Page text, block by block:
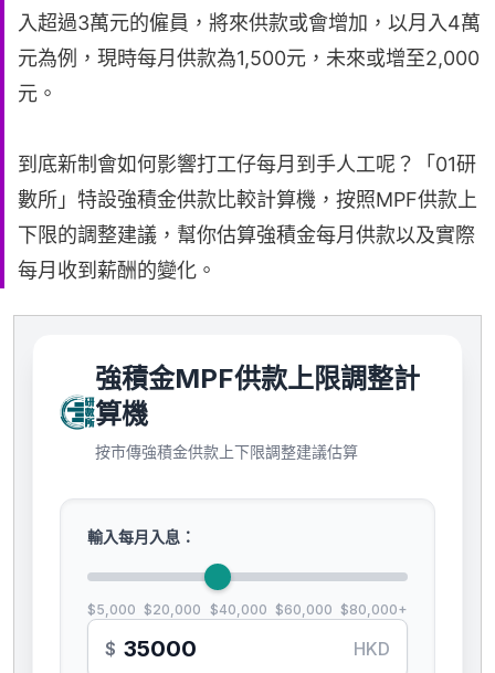
入超過3萬元的僱員，將來供款或會增加，以月入4萬
元為例，現時每月供款為1,500元，未來或增至2,000
元。
到底新制會如何影響打工仔每月到手人工呢？「01研
數所」特設強積金供款比較計算機，按照MPF供款上
下限的調整建議，幫你估算強積金每月供款以及實際
每月收到薪酬的變化。